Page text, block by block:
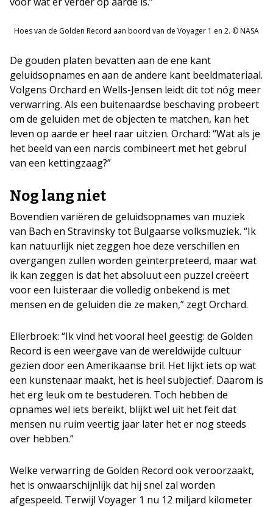
Hoes van de Golden Record aan boord van de Voyager 1 en 2. © NASA
De gouden platen bevatten aan de ene kant
geluidsopnames en aan de andere kant beeldmateriaal.
Volgens Orchard en Wells-Jensen leidt dit tot nóg meer
verwarring. Als een buitenaardse beschaving probeert
om de geluiden met de objecten te matchen, kan het
leven op aarde er heel raar uitzien. Orchard: “Wat als je
het beeld van een narcis combineert met het gebrul
van een kettingzaag?”
Nog lang niet
Bovendien variëren de geluidsopnames van muziek
van Bach en Stravinsky tot Bulgaarse volksmuziek. “Ik
kan natuurlijk niet zeggen hoe deze verschillen en
overgangen zullen worden geïnterpreteerd, maar wat
ik kan zeggen is dat het absoluut een puzzel creëert
voor een luisteraar die volledig onbekend is met
mensen en de geluiden die ze maken,” zegt Orchard.
Ellerbroek: “Ik vind het vooral heel geestig: de Golden
Record is een weergave van de wereldwijde cultuur
gezien door een Amerikaanse bril. Het lijkt iets op wat
een kunstenaar maakt, het is heel subjectief. Daarom is
het erg leuk om te bestuderen. Toch hebben de
opnames wel iets bereikt, blijkt wel uit het feit dat
mensen nu ruim veertig jaar later het er nog steeds
over hebben.”
Welke verwarring de Golden Record ook veroorzaakt,
het is onwaarschijnlijk dat hij snel zal worden
afgespeeld. Terwijl Voyager 1 nu 12 miljard kilometer